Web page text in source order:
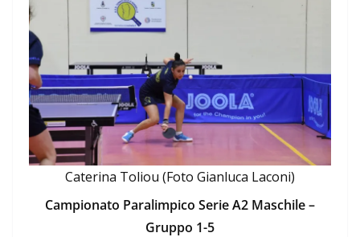
Caterina Toliou (Foto Gianluca Laconi)
Campionato Paralimpico Serie A2 Maschile –
Gruppo 1-5